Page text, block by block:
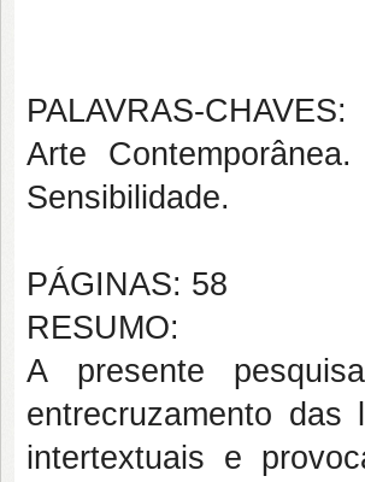
PALAVRAS-CHAVES:
Arte
Sensibilidade.
PÁGINAS: 58
RESUMO:
A presente
entrecruzamento das
intertextuais e